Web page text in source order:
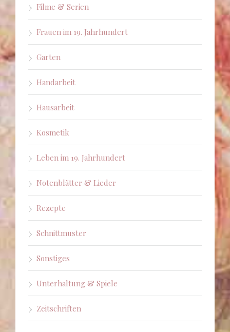
Filme & Serien
Frauen im 19. Jahrhundert
Garten
Handarbeit
Hausarbeit
Kosmetik
Leben im 19. Jahrhundert
Notenblätter & Lieder
Rezepte
Schnittmuster
Sonstiges
Unterhaltung & Spiele
Zeitschriften